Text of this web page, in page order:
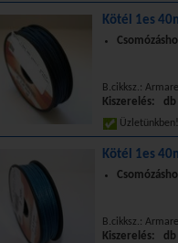
Kötél 1es
B.cikksz.:
Kiszerelés: db
Kötél 1es
B.cikksz.:
Kiszerelés: db